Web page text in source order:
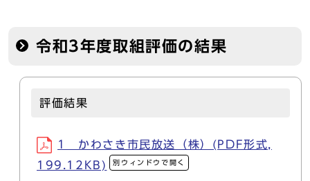
令和3年度取組評価の結果
評価結果
1 かわさき市民放送（株）(PDF形式,
199.12KB)
別ウィンドウで開く